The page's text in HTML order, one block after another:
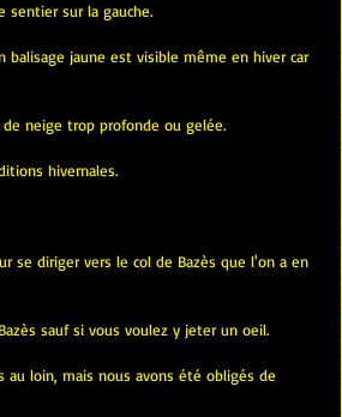
sentier sur la gauche.
balisage jaune est visible même en hiver car
neige trop profonde ou gelée.
hivernales.
se diriger vers le col de Bazès que l'on a en
sauf si vous voulez y jeter un oeil.
au loin, mais nous avons été obligés de